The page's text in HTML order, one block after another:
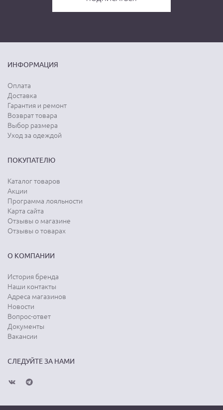
ИНФОРМАЦИЯ
Оплата
Доставка
Гарантия и ремонт
Возврат товара
Выбор размера
Уход за одеждой
ПОКУПАТЕЛЮ
Каталог товаров
Акции
Программа лояльности
Карта сайта
Отзывы о магазине
Отзывы о товарах
О КОМПАНИИ
История бренда
Наши контакты
Адреса магазинов
Новости
Вопрос-ответ
Документы
Вакансии
СЛЕДУЙТЕ ЗА НАМИ